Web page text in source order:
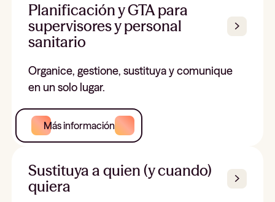
Planificación y GTA para
supervisores y personal
sanitario
Organice, gestione, sustituya y comunique
en un solo lugar.
Más información
Sustituya a quien (y cuando)
quiera